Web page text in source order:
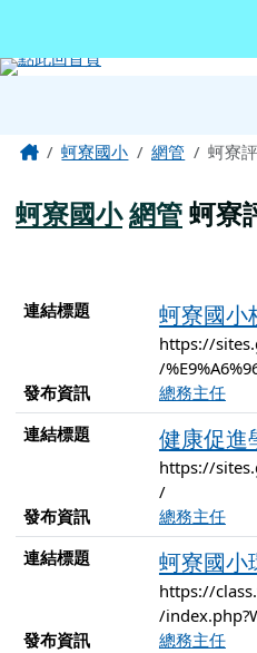
主內容區域
Home蚵寮國小 網管 蚵寮
蚵寮國小網管蚵寮
連結列表
連結標題 蚵寮國小
https://
/
發布資訊
總務主任
連結標題
健康促進
https://
/
發布資訊
總務主任
連結標題
蚵寮國小
https://
/
發布資訊
總務主任
頁尾區域